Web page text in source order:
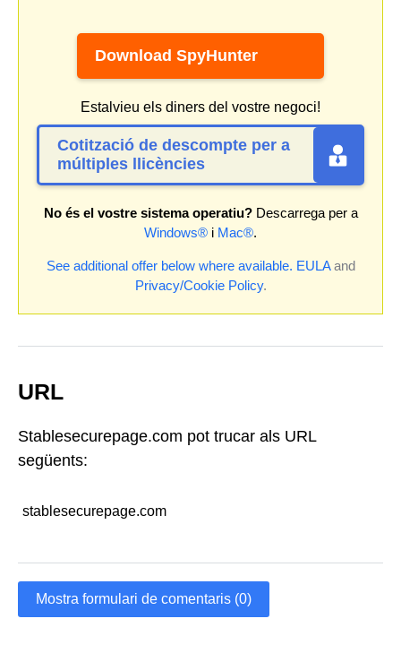
Download SpyHunter
Estalvieu els diners del vostre negoci!
Cotització de descompte per a
múltiples llicències
No és el vostre sistema operatiu?Descarrega per a
Windows® i Mac®.
See additional offer below where available. EULAand
Privacy/Cookie Policy.
URL
Stablesecurepage.com pot trucar als URL
següents:
stablesecurepage.com
Mostra formulari de comentaris (0)